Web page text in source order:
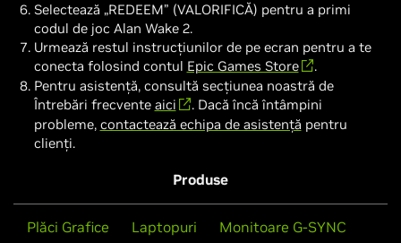
Selectează „REDEEM” (VALORIFICĂ) pentru a primi
codul de joc Alan Wake 2.
Urmează restul instrucțiunilor de pe ecran pentru a te
conecta folosind contul Epic Games Store
.
Pentru asistență, consultă secțiunea noastră de
Întrebări frecvente aici
. Dacă încă întâmpini
probleme, contactează echipa de asistență pentru
clienți.
Produse
Plăci Grafice Laptopuri Monitoare G-SYNC